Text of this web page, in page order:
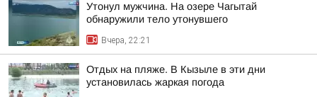
Утонул мужчина. На озере Чагытай
обнаружили тело утонувшего
Вчера, 22:21
Отдых на пляже. В Кызыле в эти дни
установилась жаркая погода